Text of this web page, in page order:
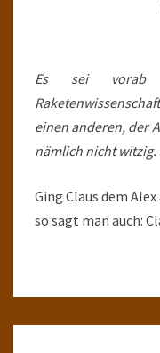
Es sei vorab
einen anderen, der
nämlich nicht witzig.
Ging Claus dem
so sagt man auch: